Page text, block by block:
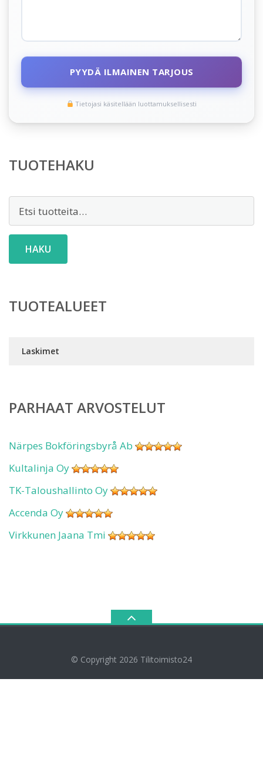
PYYDÄ ILMAINEN TARJOUS
Tietojasi käsitellään luottamuksellisesti
TUOTEHAKU
HAKU
TUOTEALUEET
Laskimet
PARHAAT ARVOSTELUT
Närpes Bokföringsbyrå Ab
Kultalinja Oy
TK-Taloushallinto Oy
Accenda Oy
Virkkunen Jaana Tmi
© Copyright 2026 Tilitoimisto24